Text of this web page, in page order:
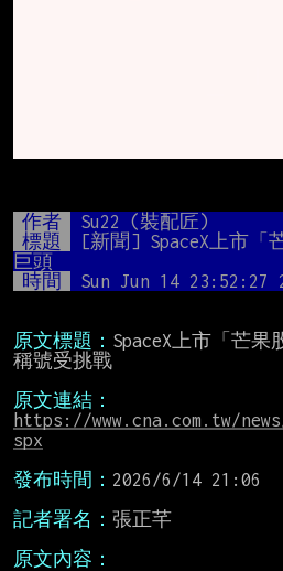
作者 Su22 (裝配匠)
標題
[新聞] SpaceX上市「
巨頭
時間
Sun Jun 14 23:52:27
原文標題： SpaceX上市「芒
稱號受挑戰
原文連結：
https://www.cna.com.tw/
spx
發布時間： 2026/6/14 21:06
記者署名： 張正芊
原文內容：